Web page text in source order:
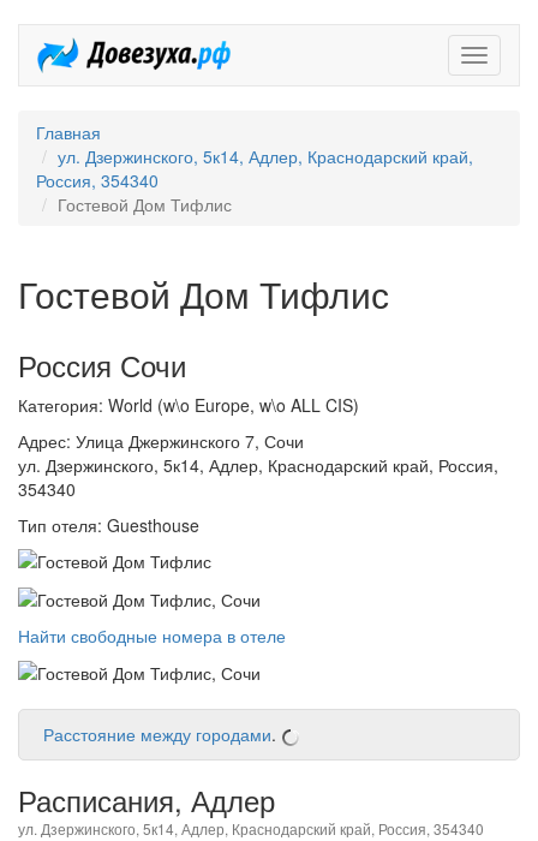
Главная
ул. Дзержинского, 5к14, Адлер, Краснодарский край,
Россия, 354340
Гостевой Дом Тифлис
Гостевой Дом Тифлис
Россия Сочи
Категория: World (w\o Europe, w\o ALL CIS)
Адрес: Улица Джержинского 7, Сочи
ул. Дзержинского, 5к14, Адлер, Краснодарский край, Россия,
354340
Тип отеля: Guesthouse
Найти свободные номера в отеле
Расстояние между городами.
Расписания, Адлер
ул. Дзержинского, 5к14, Адлер, Краснодарский край, Россия, 354340